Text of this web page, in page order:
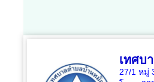
เทศบ
27/1 หมู่